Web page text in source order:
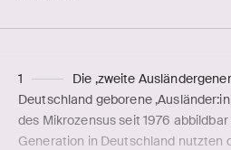
1
Die ‚zweite
Deutschland geborene
des Mikrozensus seit 1976
Generation in Deutschland nutzten